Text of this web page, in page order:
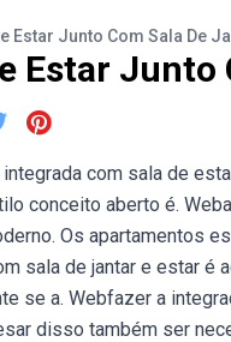
Estar Junto Com Sala De
Estar Junto
com sala de
conceito aberto é.
Os apartamentos
sala de jantar e estar é
se a. Webfazer a
disso também ser